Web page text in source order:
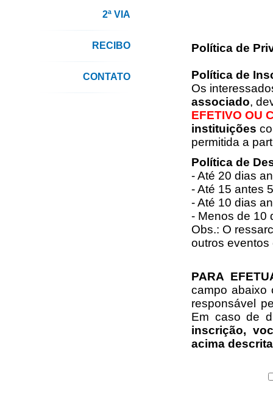
2ª VIA
RECIBO
CONTATO
Política de
Política de
Os
associado,
EFETIVO OU
instituições
permitida a
Política de
- Até 20 dias
- Até 15 antes
- Até 10 dias
- Menos de 10
Obs.: O
outros eventos
PARA
campo abaixo
responsável
Em caso de
inscrição,
acima